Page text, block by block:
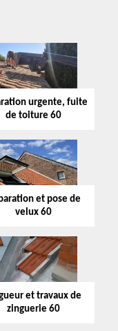
urgente, fuite
de toiture 60
et pose de
velux 60
et travaux de
zinguerie 60